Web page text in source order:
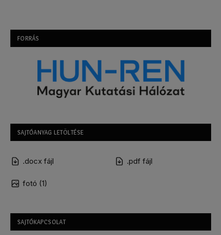
FORRÁS
SAJTÓANYAG LETÖLTÉSE
.docx fájl .pdf fájl
fotó (1)
SAJTÓKAPCSOLAT